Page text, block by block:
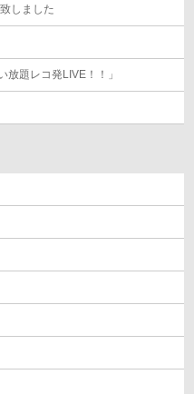
しました
題レコ発LIVE！！」